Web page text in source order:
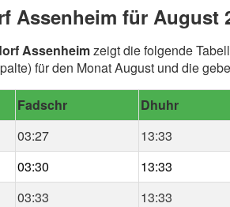
Assenheim für August
Assenheimzeigt die folgende
für den Monat August und die
Fadschr Dhuhr
03:27 13:33
03:30 13:33
03:33 13:33